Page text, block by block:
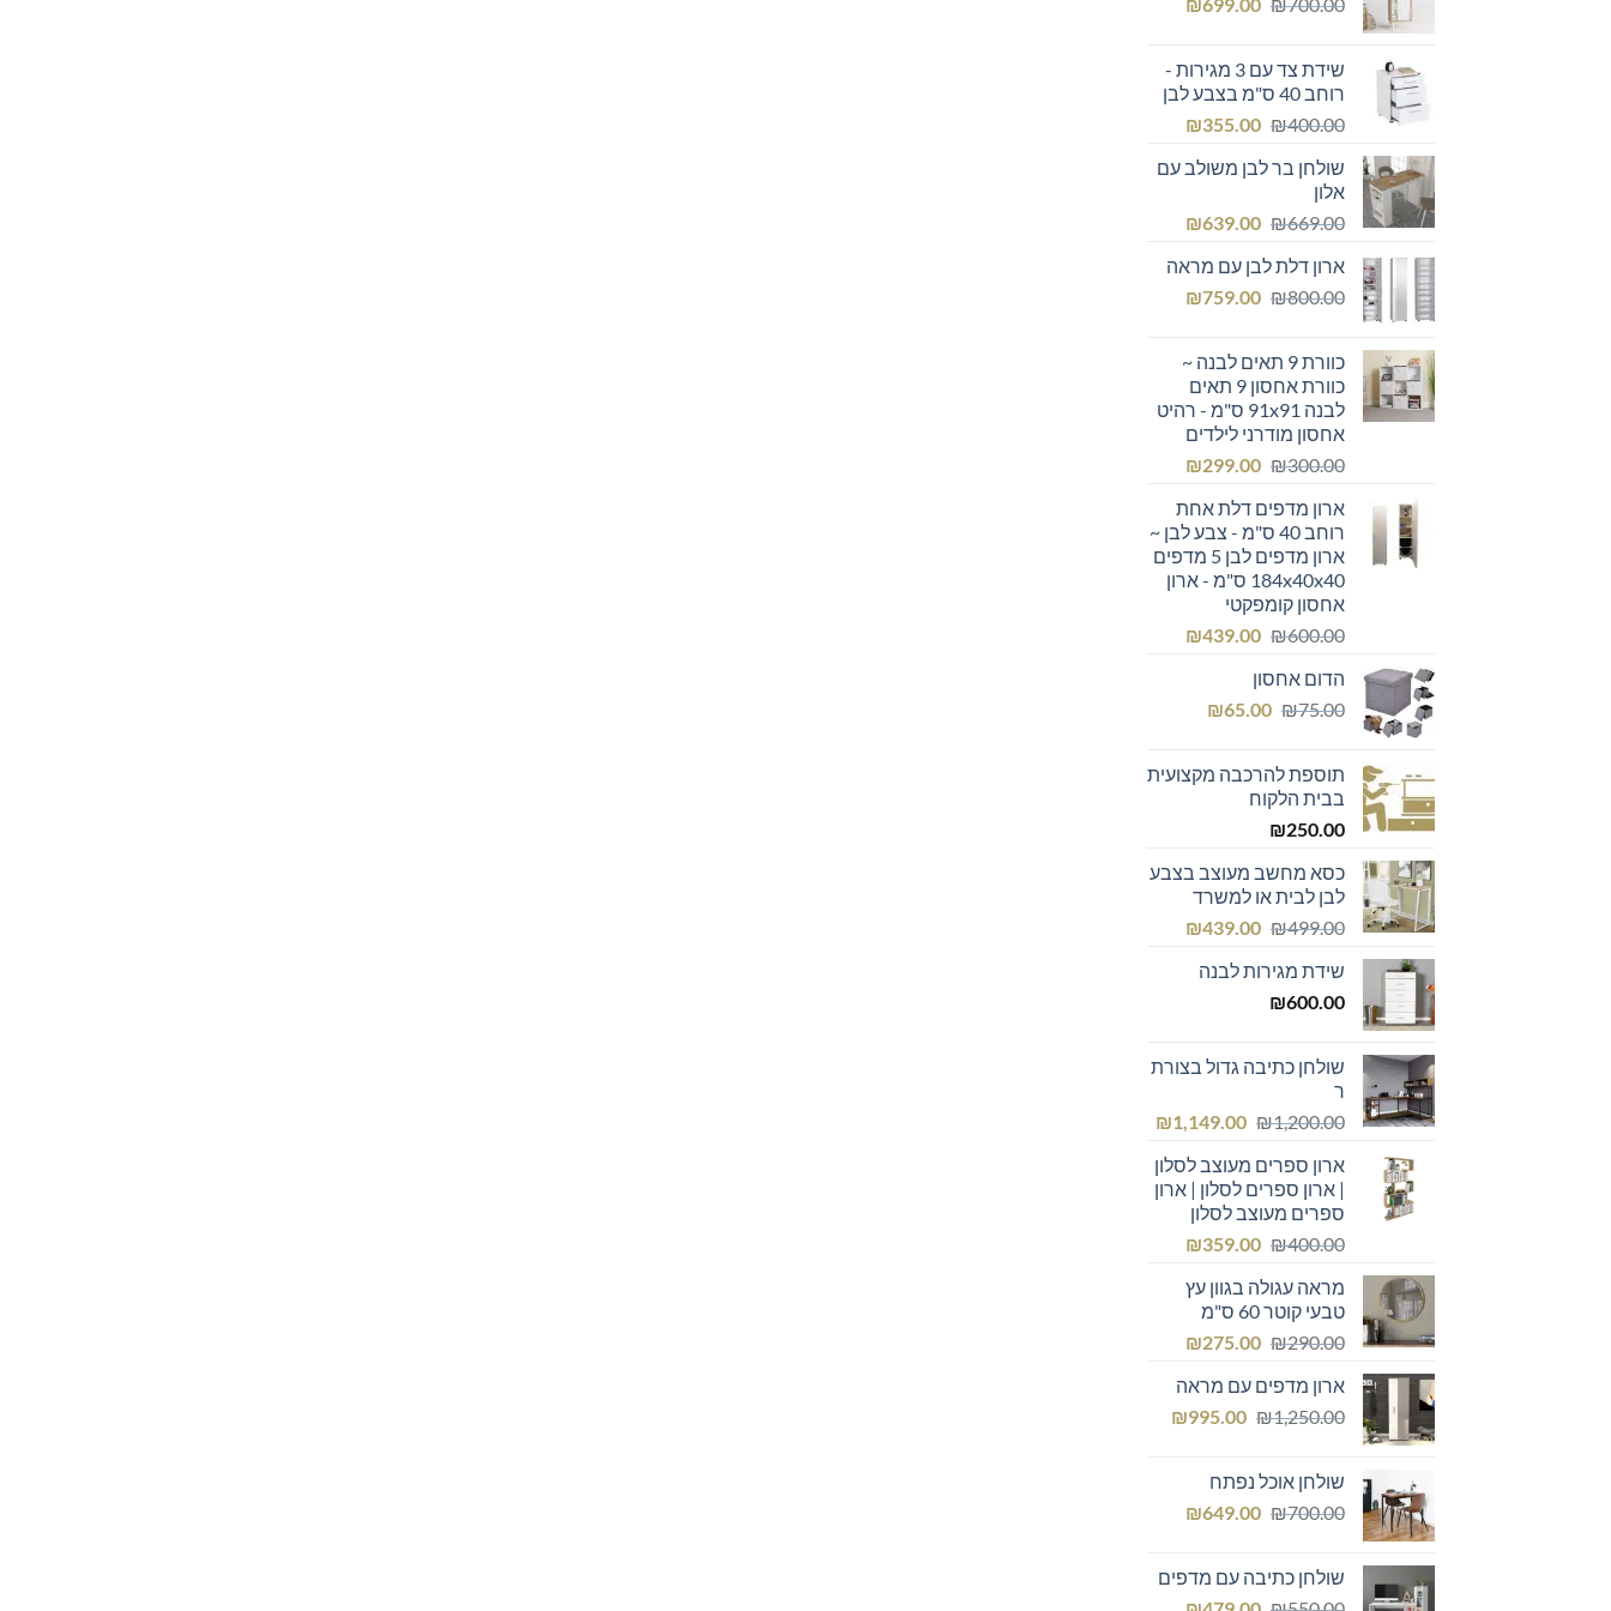
₪300.00.
₪249.00.
₪700.00
₪700.00.
₪699.00
₪699.00.שידת צד עם 3 מגירות -
רוחב 40 ס"מ בצבע לבן
₪400.00
המחיר
היה:
₪355.00
המחיר
הוא:
שולחן בר לבן משולב עם
אלון
₪669.00
המחיר
היה:
₪669.00.
₪639.00
המחיר
הוא:
₪639.00.
ארון דלת לבן עם מראה
₪800.00
המחיר
₪800.00.
₪759.00
המחיר
₪759.00.כוורת 9 תאים לבנה ~
כוורת אחסון 9 תאים
לבנה 91x91 ס"מ - רהיט
אחסון מודרני לילדים
₪300.00
המחיר
היה:
₪300.00.
₪299.00
המחיר
הוא:
₪299.00.
ארון מדפים דלת אחת
רוחב 40 ס"מ - צבע לבן ~
ארון מדפים לבן 5 מדפים
184x40x40 ס"מ - ארון
אחסון קומפקטי
₪600.00
המחיר
היה:
₪600.00.
₪439.00
המחיר
הדום אחסון
₪75.00
המחיר
₪75.00.
₪65.00
המחיר
₪65.00.
תוספת להרכבה מקצועית
בבית הלקוח
₪250.00
כסא מחשב מעוצב בצבע
לבן לבית או למשרד
₪499.00
המחיר
היה:
₪439.00
המחיר
שידת מגירות לבנה
₪600.00
שולחן כתיבה גדול בצורת
ר
₪1,200.00
המחיר
היה:
₪1,200.00.
₪1,149.00
המחיר
הוא:
₪1,149.00.
ארון ספרים מעוצב לסלון
| ארון ספרים לסלון | ארון
ספרים מעוצב לסלון
₪400.00
המחיר
היה:
₪400.00.
₪359.00
המחיר
הוא:מראה עגולה בגוון עץ
טבעי קוטר 60 ס"מ
₪290.00
המחיר
היה:
₪290.00.
₪275.00
המחיר
הוא:
₪275.00.
ארון מדפים עם מראה
₪1,250.00
המחיר
₪1,250.00.
₪995.00
המחיר
שולחן אוכל נפתח
₪700.00
המחיר
₪700.00.
₪649.00
המחיר
₪649.00.שולחן כתיבה עם מדפים